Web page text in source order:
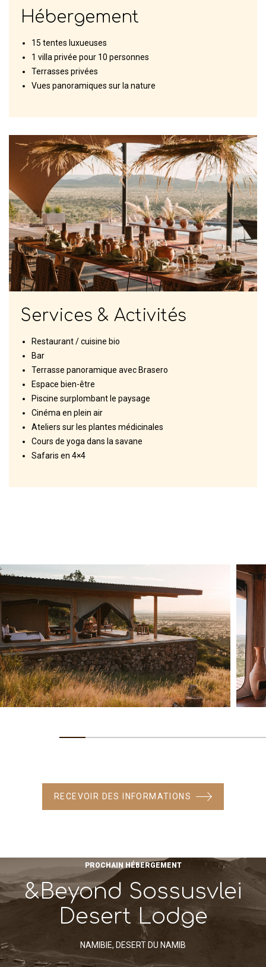
Hébergement
15 tentes luxueuses
1 villa privée pour 10 personnes
Terrasses privées
Vues panoramiques sur la nature
Services & Activités
Restaurant / cuisine bio
Bar
Terrasse panoramique avec Brasero
Espace bien-être
Piscine surplombant le paysage
Cinéma en plein air
Ateliers sur les plantes médicinales
Cours de yoga dans la savane
Safaris en 4×4
RECEVOIR DES INFORMATIONS
PROCHAIN HÉBERGEMENT
&Beyond Sossusvlei
Desert Lodge
NAMIBIE, DESERT DU NAMIB